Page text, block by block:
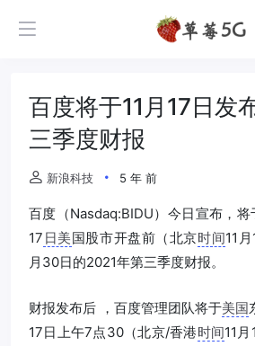
百度将于11月17日发
三季度财报
新浪科技 5 年 前
百度（Nasdaq:BIDU）今日宣布，将
17 日美国股市开盘前（北京时间11
月30日的2021年第三季度财报。
财报发布后 ，百度管理团队将于美国
17日上午7点30（北京/香港时间11